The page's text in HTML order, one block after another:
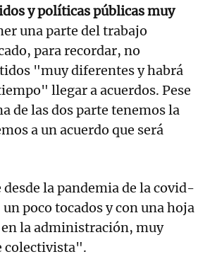
y políticas públicas muy
una parte del trabajo
para recordar, no
"muy diferentes y habrá
llegar a acuerdos. Pese
de las dos parte tenemos la
a un acuerdo que será
la pandemia de la covid-
poco tocados y con una hoja
en la administración, muy
colectivista".